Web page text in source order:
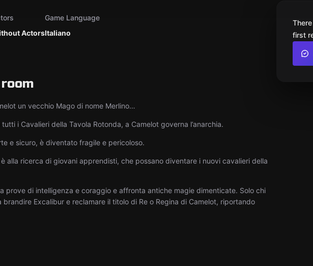
ActorsItaliano
Game Language
un vecchio Mago di nome Merlino…
i Cavalieri della Tavola Rotonda, a Camelot governa l’anarchia.
e sicuro, è diventato fragile e pericoloso.
alla ricerca di giovani apprendisti, che possano diventare i nuovi cavalieri della
prove di intelligenza e coraggio e affronta antiche magie dimenticate. Solo chi
brandire Excalibur e reclamare il titolo di Re o Regina di Camelot, riportando
first